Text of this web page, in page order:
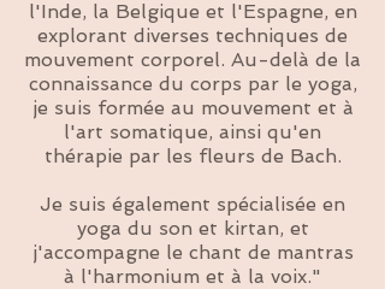
l'Inde, la Belgique et l'Espagne, en
explorant diverses techniques de
mouvement corporel. Au-delà de la
connaissance du corps par le yoga,
je suis formée au mouvement et à
l'art somatique, ainsi qu'en
thérapie par les fleurs de Bach.
Je suis également spécialisée en
yoga du son et kirtan, et
j'accompagne le chant de mantras
à l'harmonium et à la voix."